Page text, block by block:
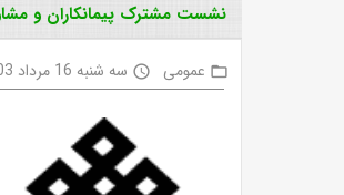
نشست مشترک پیمانکاران و
folder_open عمومی access_time سه شنبه 16 مرداد 1403 ساعت 8:1